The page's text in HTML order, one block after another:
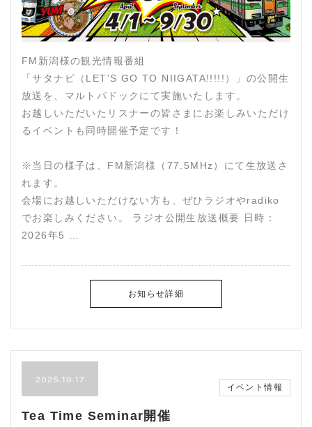
FM新潟様の観光情報番組
「サタナビ（LET'S GO TO NIIGATA!!!!!）」の公開生
放送を、マルトパドックにて実施いたします。
お越しいただいたリスナーの皆さまにお楽しみいただけ
るイベントも同時開催予定です！
※当日の様子は、FM新潟様（77.5MHz）にて生放送さ
れます。
会場にお越しいただけない方も、ぜひラジオやradiko
でお楽しみください。 ラジオ公開生放送概要 日時：
2026年5 …
お知らせ詳細
2025.10.17
イベント情報
Tea Time Seminar開催